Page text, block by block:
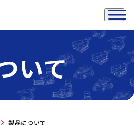
いて
製品について